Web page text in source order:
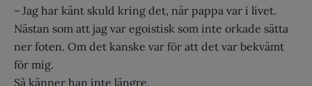
– Jag har känt skuld kring det, när pappa var i livet.
Nästan som att jag var egoistisk som inte orkade sätta
ner foten. Om det kanske var för att det var bekvämt
för mig.
Så känner han inte längre.